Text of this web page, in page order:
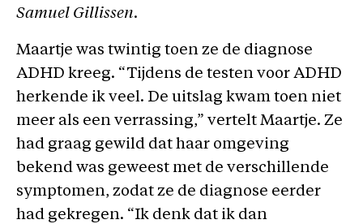
Samuel Gillissen.
Maartje was twintig toen ze de diagnose
ADHD kreeg. “Tijdens de testen voor ADHD
herkende ik veel. De uitslag kwam toen niet
meer als een verrassing,” vertelt Maartje. Ze
had graag gewild dat haar omgeving
bekend was geweest met de verschillende
symptomen, zodat ze de diagnose eerder
had gekregen. “Ik denk dat ik dan